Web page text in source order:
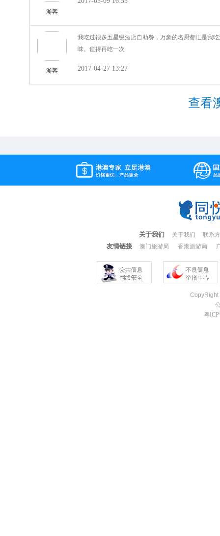
游客
游客
我吃过很多五星级酒店自助餐，万豪的名厨都汇是我
味。值得再吃一次
2017-04-27 13:27
查看
关于我们 关于我们 联系
友情链接 澳门旅游局 香港旅游局
粤